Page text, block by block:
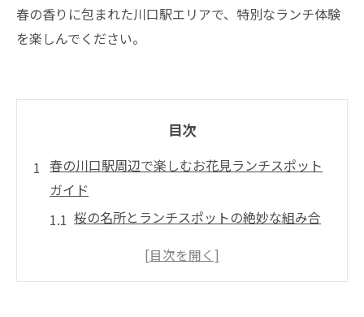
春の香りに包まれた川口駅エリアで、特別なランチ体験
を楽しんでください。
目次
春の川口駅周辺で楽しむお花見ランチスポット
ガイド
桜の名所とランチスポットの絶妙な組み合
川口駅近くで見つける春の穴場レストラン